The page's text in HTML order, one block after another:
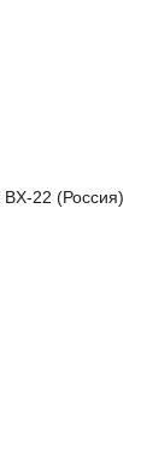
22 (Россия)